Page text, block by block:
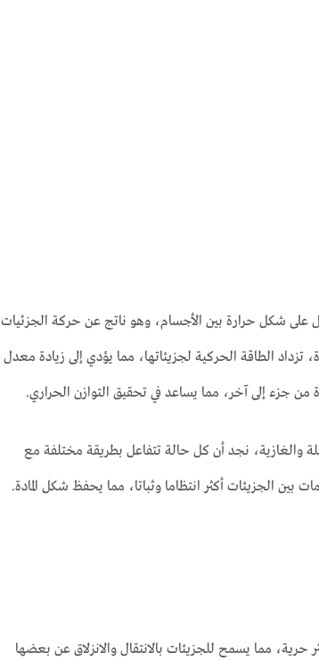
على شكل حرارة بين الأجسام، وهو ناتج عن حركة الجزئيات
تزداد الطاقة الحركية لجزيئاتها، مما يؤدي إلى زيادة معدل
من جزء إلى آخر، مما يساعد في تحقيق التوازن الحراري.
والغازية، نجد أن كل حالة تتفاعل بطريقة مختلفة مع
بين الجزيئات أكثر انتظاما وثباتا، مما يحفظ شكل المادة.
حرية، مما يسمح للجزيئات بالانتقال والانزلاق عن بعضها